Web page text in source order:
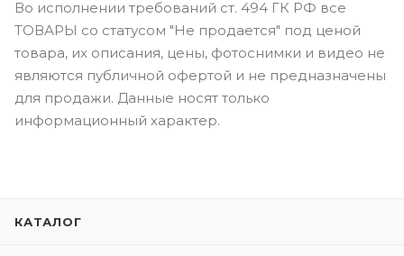
Во исполнении требований ст. 494 ГК РФ все
ТОВАРЫ со статусом "Не продается" под ценой
товара, их описания, цены, фотоснимки и видео не
являются публичной офертой и не предназначены
для продажи. Данные носят только
информационный характер.
КАТАЛОГ